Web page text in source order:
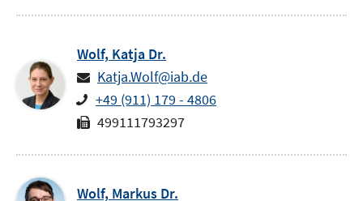
Wolf, Katja Dr.
Katja.Wolf@iab.de
+49 (911) 179 - 4806
499111793297
Wolf, Markus Dr.